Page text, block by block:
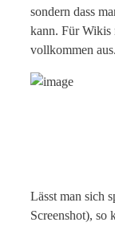
sondern dass
kann. Für Wikis
vollkommen aus.
Lässt man sich
Screenshot), so